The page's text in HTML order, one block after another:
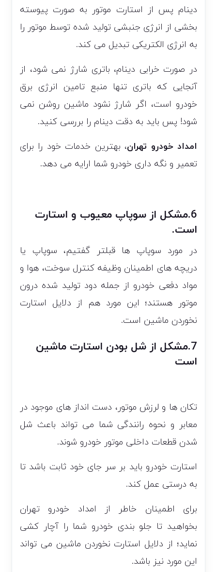
دینام پس از استارت موتور به صورت پیوسته
بخشی از انرژی جنبشی تولید شده توسط موتور را
به انرژی الکتریکی تبدیل می کند.
در صورت خرابی دینام، باتری شارژ نمی شود، از
آنجایی که باتری تنها منبع تامین انرژی برق
خودرو است، اگر شارژ نشود ماشین روشن نمی
شود! پس باید به دقت دینام را بررسی کنید.
امداد خودرو تهران، بهترین خدمات خود را برای
تعمیر و نگه داری خودرو شما ارایه می دهد.
6.مشکل از سوپاپ معیوب و استارت
است.
در مورد سوپاپ ها قبلتر گفتیم، سوپاپ یا
دریچه های اطمینان وظیفه کنترل سوخت، هوا و
مواد دفعی خودرو از جمله دود تولید شده درون
موتور هستند؛ این مورد هم از دلایل استارت
نخوردن ماشین است.
7.مشکل از شل بودن استارت ماشین
است
تکان ها و لرزش موتور، دست انداز های موجود در
معابر و نحوه رانندگی شما می تواند باعث شل
شدن قطعات داخلی موتور خودرو شوند.
استارت خودرو باید بر سر جای خود ثابت باشد تا
به درستی عمل کند.
برای اطمینان خاطر از امداد خودرو تهران
بخواهید تا جلو بندی خودرو شما را آچار کشی
نماید؛ از دلایل استارت نخوردن ماشین می تواند
این مورد نیز باشد.